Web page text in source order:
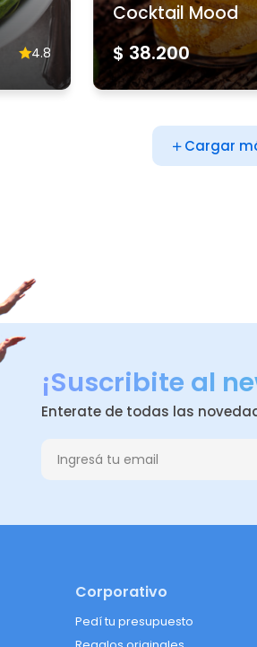
4.8
Cocktail Mood
$ 38.200
Cargar
¡Suscribite al
Enterate de todas las
Corporativo
Pedí tu presupuesto